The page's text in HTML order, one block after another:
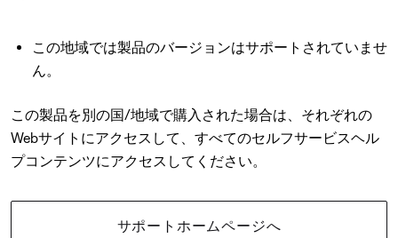
この地域では製品のバージョンはサポートされていませ
ん。
この製品を別の国/地域で購入された場合は、それぞれの
Webサイトにアクセスして、すべてのセルフサービスヘル
プコンテンツにアクセスしてください。
サポートホームページへ